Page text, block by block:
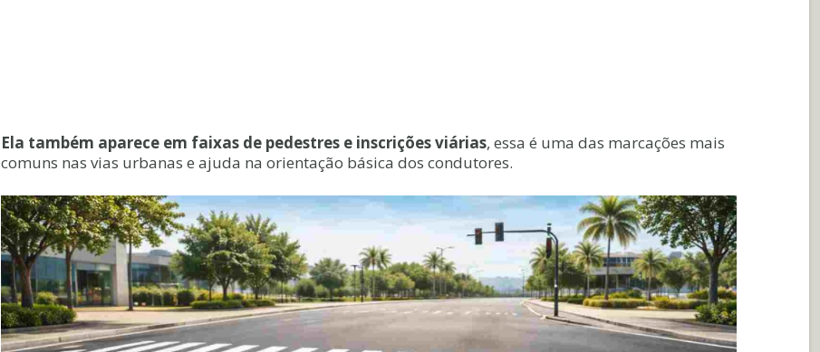
Ela também aparece em faixas de pedestres e inscrições viárias, essa é uma das marcações mais
comuns nas vias urbanas e ajuda na orientação básica dos condutores.